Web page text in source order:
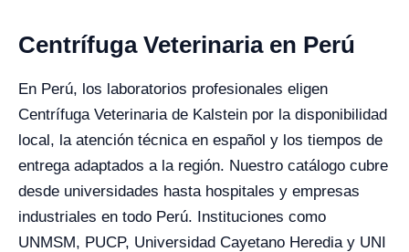
Centrífuga Veterinaria en Perú
En Perú, los laboratorios profesionales eligen
Centrífuga Veterinaria de Kalstein por la disponibilidad
local, la atención técnica en español y los tiempos de
entrega adaptados a la región. Nuestro catálogo cubre
desde universidades hasta hospitales y empresas
industriales en todo Perú. Instituciones como
UNMSM, PUCP, Universidad Cayetano Heredia y UNI